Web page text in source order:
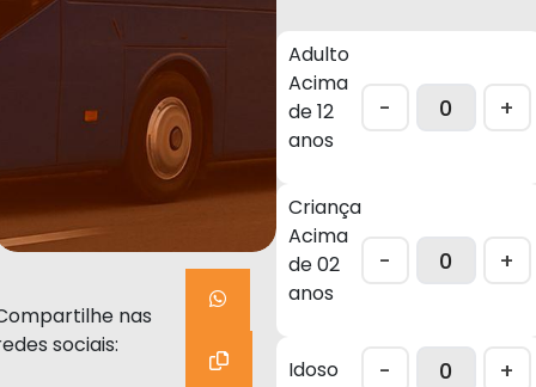
nas
sociais:
Adulto
Acima
de 12
anos
- +
Criança
Acima
de 02
anos
- +
Idoso - +